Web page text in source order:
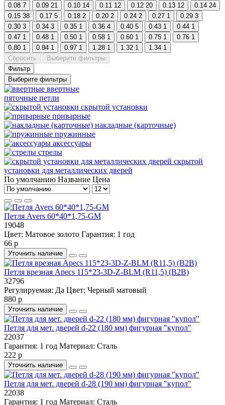
0.08 7 0.09 21 0.10 14 0.11 12 0.12 20 0.13 12 0.14 24
0.15 38 0.17 5 0.18 2 0.20 2 0.24 2 0.27 1 0.29 3
0.30 3 0.34 3 0.35 1 0.36 4 0.40 5 0.43 1 0.44 1
0.47 1 0.48 1 0.50 1 0.58 1 0.60 1 0.75 1 0.76 1
0.80 1 0.94 1 0.97 1 1.28 1 1.32 1 1.34 1
Сбросить
Выберите фильтры
Фильтр
Выберите фильтры
ввертные
пяточные петли
скрытой установки
приварные
накладные (карточные)
пружинные
аксессуары
стрелы
скрытой
установки для металлических дверей
По умолчанию Название Цена
Петля Avers 60*40*1,75-GM
19048
Цвет: Матовое золото Гарантия: 1 год
66 р
Уточнить наличие
Петля врезная Apecs 115*23-3D-Z-BLM (R11,5) (B2B)
32796
Регулируемая: Да Цвет: Черный матовый
880 р
Уточнить наличие
Петля для мет. дверей d-22 (180 мм) фигурная "купол"
22037
Гарантия: 1 год Материал: Сталь
222 р
Уточнить наличие
Петля для мет. дверей d-28 (190 мм) фигурная "купол"
22038
Гарантия: 1 год Материал: Сталь